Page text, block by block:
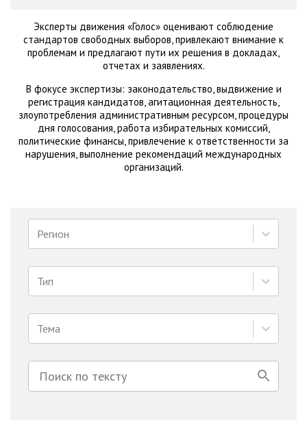
Эксперты движения «Голос» оценивают соблюдение
стандартов свободных выборов, привлекают внимание к
проблемам и предлагают пути их решения в докладах,
отчетах и заявлениях.
В фокусе экспертизы: законодательство, выдвижение и
регистрация кандидатов, агитационная деятельность,
злоупотребления административным ресурсом, процедуры
дня голосования, работа избирательных комиссий,
политические финансы, привлечение к ответственности за
нарушения, выполнение рекомендаций международных
организаций.
Регион
Тип
Тема